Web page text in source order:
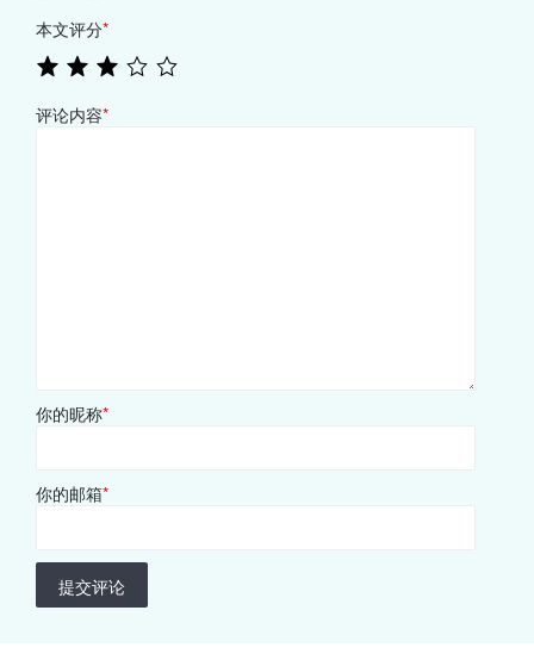
本文评分*
评论内容*
你的昵称*
你的邮箱*
提交评论